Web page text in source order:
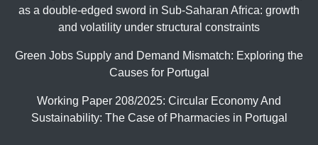
as a double-edged sword in Sub-Saharan Africa: growth
and volatility under structural constraints
Green Jobs Supply and Demand Mismatch: Exploring the
Causes for Portugal
Working Paper 208/2025: Circular Economy And
Sustainability: The Case of Pharmacies in Portugal